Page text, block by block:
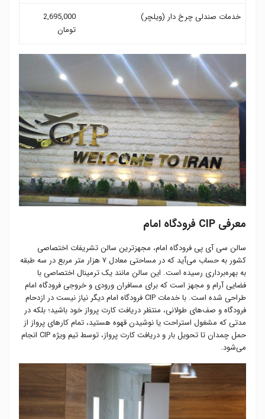
خدمات صندلی چرخ دار (ویلچر)
2,695,000
تومان
معرفی CIP فرودگاه امام
سالن سی آی پی فرودگاه امام، مجهز‌ترین سالن تشریفات اختصاصی
کشور به حساب می‌آید که در مساحتی معادل ۷ هزار متر مربع در سه طبقه
به بهره‌برداری رسیده است. این سالن مانند یک ترمینال اختصاصی با
فضایی آرام و مجهز است که برای مسافران ورودی و خروجی فرودگاه امام
طراحی شده است. با خدمات CIP فرودگاه امام دیگر نیاز نیست در ازدحام
فرودگاه و صف‌های طولانی، منتظر دریافت کارت پرواز خود باشید؛ بلکه در
مدتی که مشغول استراحت یا نوشیدن قهوه هستید، تمام کارهای پرواز از
حمل چمدان تا تحویل بار و دریافت کارت پرواز، توسط تیم ویژه CIP انجام
می‌شود.